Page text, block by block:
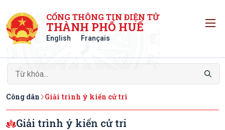
CỔNG THÔNG TIN ĐIỆN TỬ
THÀNH PHỐ HUẾ
English Français
Công dân Giải trình ý kiến cử tri
Giải trình ý kiến cử tri